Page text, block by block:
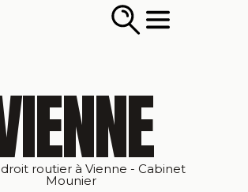
routier à Vienne - Cabinet
Mounier